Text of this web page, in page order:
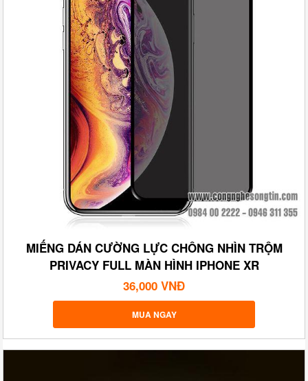
MIẾNG DÁN CƯỜNG LỰC CHÔNG NHÌN TRỘM
PRIVACY FULL MÀN HÌNH IPHONE XR
36,000 VNĐ
MUA NGAY